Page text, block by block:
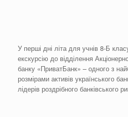
У перші дні літа для учнів 8-Б
екскурсію до відділення
банку «ПриватБанк» – одного з
розмірами активів українського
лідерів роздрібного банківського